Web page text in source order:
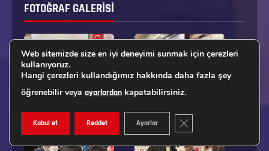
FOTOĞRAF GALERISI
Web sitemizde size en iyi deneyimi sunmak için çerezleri
kullanıyoruz.
Hangi çerezleri kullandığımız hakkında daha fazla şey
öğrenebilir veya ayarlardan kapatabilirsiniz.
Kabul et Reddet Ayarlar GDPR ÇEREZ ŞERIDINI